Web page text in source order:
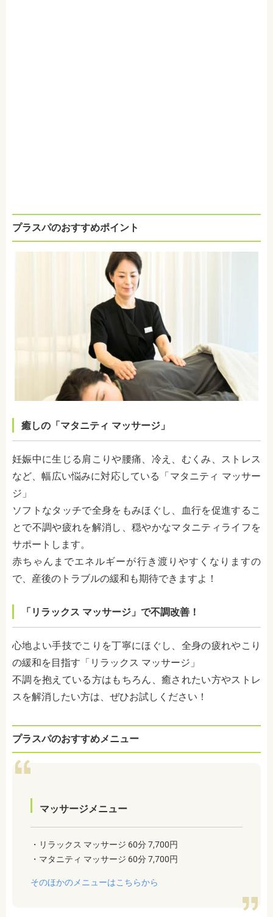
プラスパのおすすめポイント
癒しの「マタニティ マッサージ」
妊娠中に生じる肩こりや腰痛、冷え、むくみ、ストレス
など、幅広い悩みに対応している「マタニティ マッサー
ジ」
ソフトなタッチで全身をもみほぐし、血行を促進するこ
とで不調や疲れを解消し、穏やかなマタニティライフを
サポートします。
赤ちゃんまでエネルギーが行き渡りやすくなりますの
で、産後のトラブルの緩和も期待できますよ！
「リラックス マッサージ」で不調改善！
心地よい手技でこりを丁寧にほぐし、全身の疲れやこり
の緩和を目指す「リラックス マッサージ」
不調を抱えている方はもちろん、癒されたい方やストレ
スを解消したい方は、ぜひお試しください！
プラスパのおすすめメニュー
マッサージメニュー
・リラックス マッサージ 60分 7,700円
・マタニティ マッサージ 60分 7,700円
そのほかのメニューはこちらから